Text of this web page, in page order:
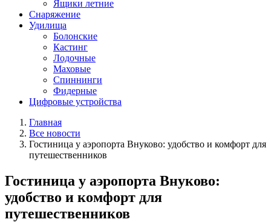
Ящики летние
Снаряжение
Удилища
Болонские
Кастинг
Лодочные
Маховые
Спиннинги
Фидерные
Цифровые устройства
Главная
Все новости
Гостиница у аэропорта Внуково: удобство и комфорт для
путешественников
Гостиница у аэропорта Внуково:
удобство и комфорт для
путешественников